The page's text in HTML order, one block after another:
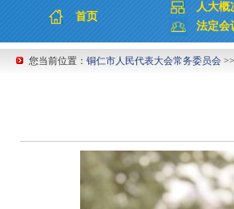
首页
人大概
法定会
您当前位置： 铜仁市人民代表大会常务委员会 >>